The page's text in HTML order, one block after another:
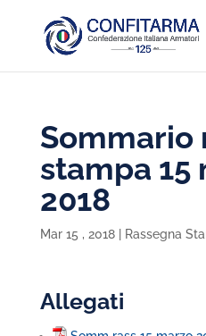
Sommario
stampa 15
2018
Mar 15 , 2018| Rassegna
Allegati